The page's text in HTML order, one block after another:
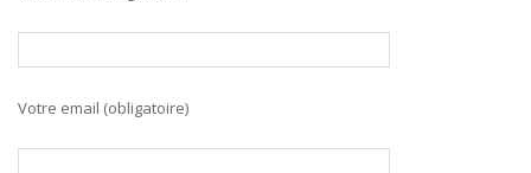
Votre email (obligatoire)